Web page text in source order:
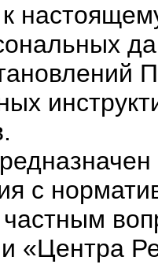
с
«Центра